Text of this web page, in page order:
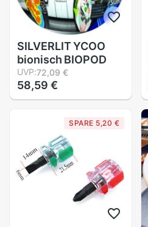
SILVERLIT YCOO
bionisch BIOPOD
UVP:72,09 €
58,59 €
SPARE 5,20 €